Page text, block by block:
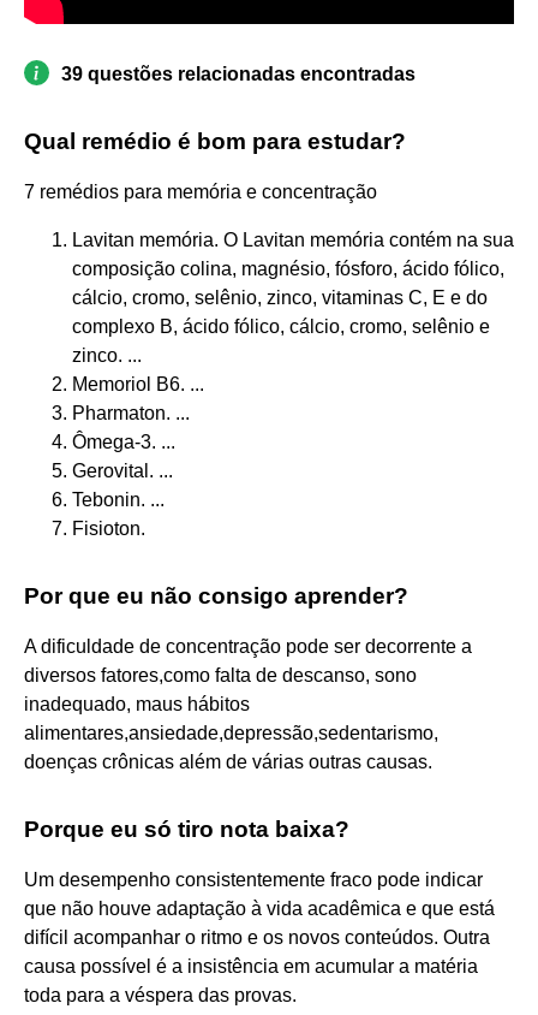
39 questões relacionadas encontradas
Qual remédio é bom para estudar?
7 remédios para memória e concentração
Lavitan memória. O Lavitan memória contém na sua
composição colina, magnésio, fósforo, ácido fólico,
cálcio, cromo, selênio, zinco, vitaminas C, E e do
complexo B, ácido fólico, cálcio, cromo, selênio e
zinco. ...
Memoriol B6. ...
Pharmaton. ...
Ômega-3. ...
Gerovital. ...
Tebonin. ...
Fisioton.
Por que eu não consigo aprender?
A dificuldade de concentração pode ser decorrente a
diversos fatores,como falta de descanso, sono
inadequado, maus hábitos
alimentares,ansiedade,depressão,sedentarismo,
doenças crônicas além de várias outras causas.
Porque eu só tiro nota baixa?
Um desempenho consistentemente fraco pode indicar
que não houve adaptação à vida acadêmica e que está
difícil acompanhar o ritmo e os novos conteúdos. Outra
causa possível é a insistência em acumular a matéria
toda para a véspera das provas.